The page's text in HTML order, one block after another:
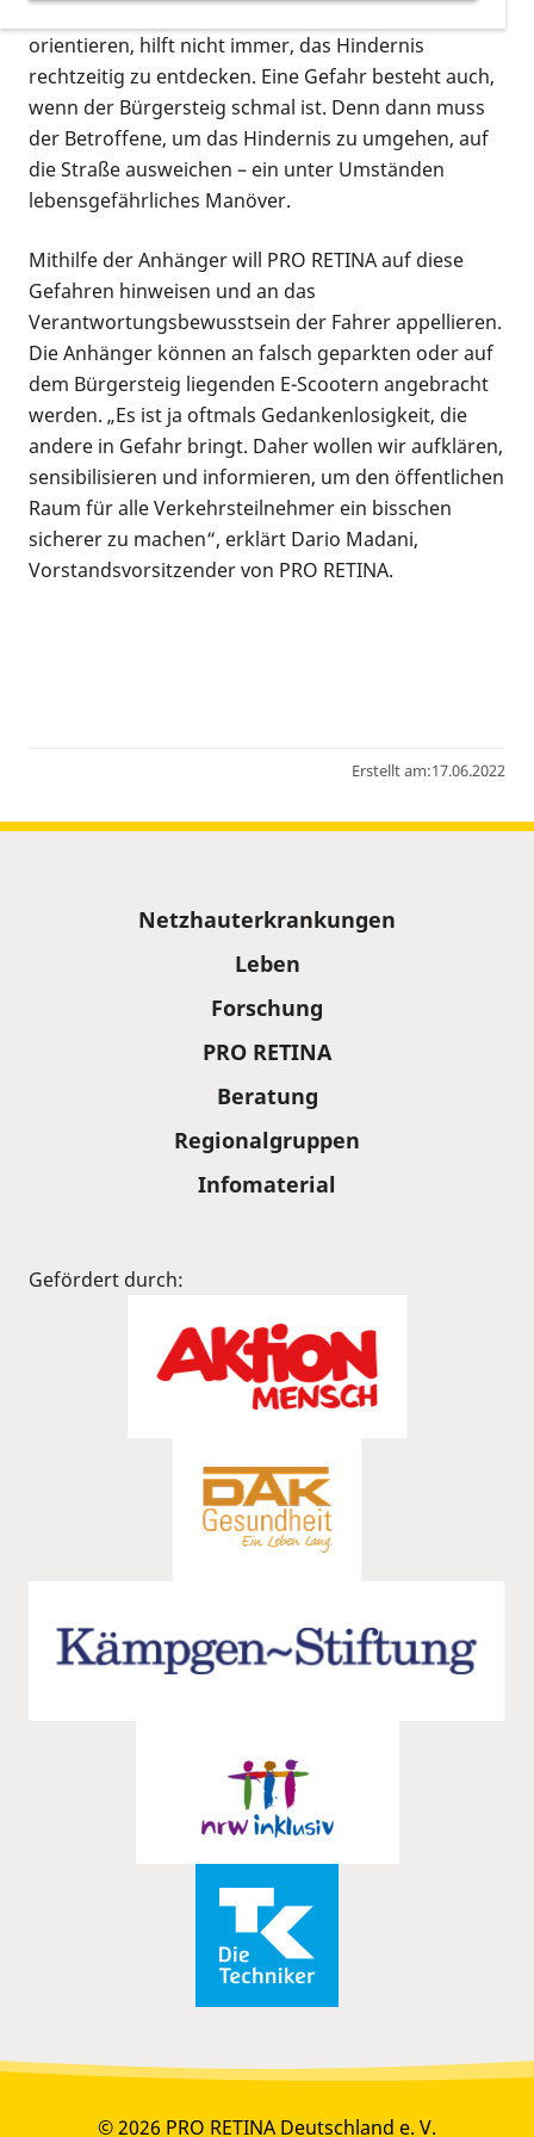
orientieren, hilft nicht immer, das Hindernis
rechtzeitig zu entdecken. Eine Gefahr besteht auch,
wenn der Bürgersteig schmal ist. Denn dann muss
der Betroffene, um das Hindernis zu umgehen, auf
die Straße ausweichen – ein unter Umständen
lebensgefährliches Manöver.
Mithilfe der Anhänger will PRO RETINA auf diese
Gefahren hinweisen und an das
Verantwortungsbewusstsein der Fahrer appellieren.
Die Anhänger können an falsch geparkten oder auf
dem Bürgersteig liegenden E-Scootern angebracht
werden. „Es ist ja oftmals Gedankenlosigkeit, die
andere in Gefahr bringt. Daher wollen wir aufklären,
sensibilisieren und informieren, um den öffentlichen
Raum für alle Verkehrsteilnehmer ein bisschen
sicherer zu machen“, erklärt Dario Madani,
Vorstandsvorsitzender von PRO RETINA.
Erstellt am:17.06.2022
Netzhauterkrankungen
Leben
Forschung
PRO RETINA
Beratung
Regionalgruppen
Infomaterial
Gefördert durch:
© 2026 PRO RETINA Deutschland e. V.